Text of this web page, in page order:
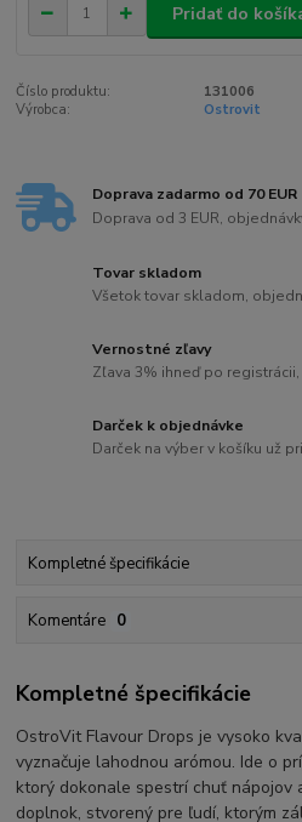
Pridať do
Číslo produktu:
131006
Výrobca:
Ostrovit
Doprava zadarmo od 70 EUR
Doprava od 3 EUR,
Tovar skladom
Všetok tovar skladom,
Vernostné zľavy
Zľava 3% ihneď po
Darček k objednávke
Darček na výber v košíku už
Kompletné špecifikácie
Komentáre 0
Kompletné špecifikácie
OstroVit Flavour Drops je vysoko
vyznačuje lahodnou arómou. Ide o
ktorý dokonale spestrí chuť nápojov
doplnok, stvorený pre ľudí, ktorým